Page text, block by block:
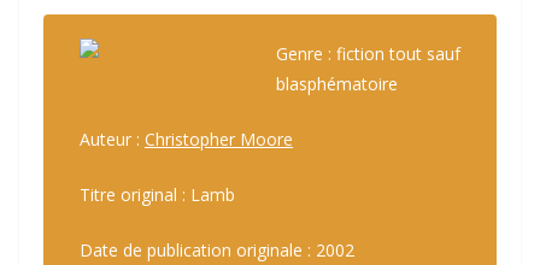
Genre : fiction tout sauf
blasphématoire
Auteur : Christopher Moore
Titre original : Lamb
Date de publication originale : 2002